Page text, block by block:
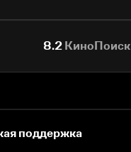
8.2КиноПоиск
поддержка